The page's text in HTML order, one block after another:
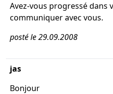
Avez-vous progressé dans
communiquer avec vous.
posté le 29.09.2008
jas
Bonjour